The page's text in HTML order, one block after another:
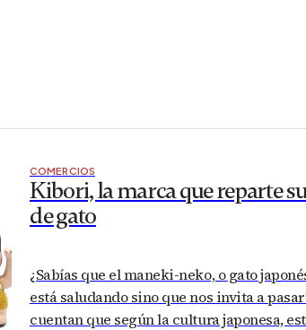
COMERCIOS
Kibori, la marca que reparte
de gato
¿Sabías que el maneki-neko, o gato
está saludando sino que nos invita a
cuentan que según la cultura japonesa,